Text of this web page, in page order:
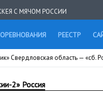
С МЯЧОМ РОССИИ
РЕЕСТР
Свердловская область — «сб.
2» Россия